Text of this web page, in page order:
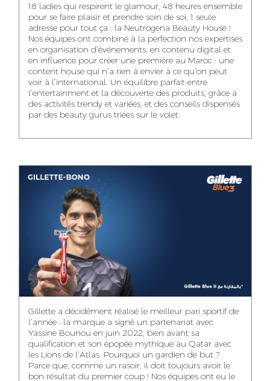
WA-IL ZRYOUIL
PUBLIC RELATIONS
CONSULTANT
NOUREDDINE
SAMADI
ART DIRECTOR
MOHAMED
LEHMOUM
ART DIRECTOR
MEHDI ZERRAD
MANAGER
CHAIMAA
DIGITAL MANAGER
IDMOUSSA SAFAA
PUBLIC RELATIONS
CONSULTANT
NOUHAILA DIKER
IMANE LACHGUER
EXECUTIVE
DOUNIA SADOUK
ACCOUNTANT
OUSSAMA
BENHAMOU
GRAPHIC
DESIGNER
18 ladies qui respirent le glamour, 48 heures ensemble
pour se faire plaisir et prendre soin de soi, 1 seule
adresse pour tout ça : la Neutrogena Beauty House !
Nos équipes ont combiné à la perfection nos expertises
en organisation d’événements, en contenu digital et
en influence pour créer une première au Maroc : une
content house qui n’a rien à envier à ce qu’on peut
voir à l’international. Un équilibre parfait entre
l’entertainment et la découverte des produits, grâce à
des activités trendy et variées, et des conseils dispensés
par des beauty gurus triées sur le volet.
Gillette a décidément réalisé le meilleur pari sportif de
l’année : la marque a signé un partenariat avec
Yassine Bounou en juin 2022, bien avant sa
qualification et son épopée mythique au Qatar avec
les Lions de l’Atlas. Pourquoi un gardien de but ?
Parce que, comme un rasoir, il doit toujours avoir le
bon résultat du premier coup ! Nos équipes ont eu le